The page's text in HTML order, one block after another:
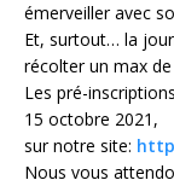
émerveiller avec
Et, surtout… la
récolter un max
Les pré-
15 octobre 2021,
sur notre site:
Nous vous